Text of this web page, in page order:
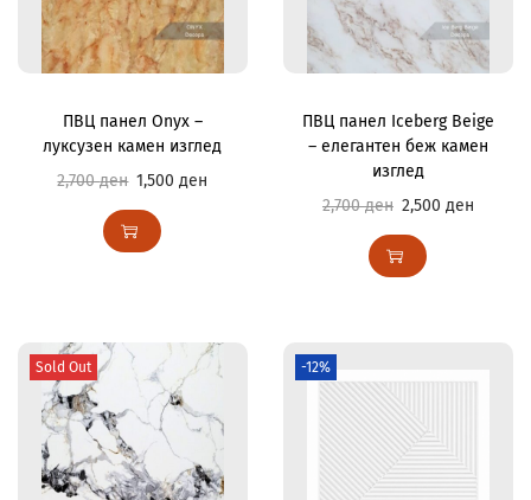
ПВЦ панел Onyx –
луксузен камен изглед
2,700ден 1,500ден
ПВЦ панел Iceberg Beige
– елегантен беж камен
изглед
2,700ден 2,500 ден
Sold Out -12%